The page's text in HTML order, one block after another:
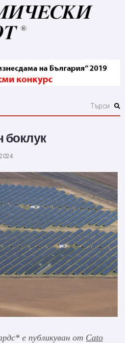
боклук
е публикуван от Cato